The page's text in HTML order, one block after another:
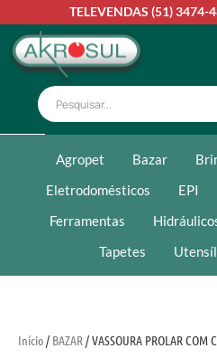
TELEVENDAS (51) 3474-
Agropet Bazar
Eletrodomésticos
EPI
Ferramentas
Tapetes
Início/ BAZAR/ VASSOURA PROLAR COM